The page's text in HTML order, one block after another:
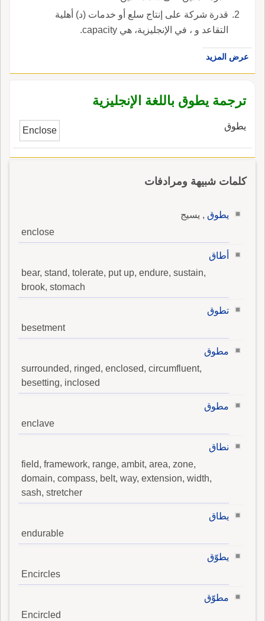
قدرة شركة على إنتاج سلع أو خدمات (د) أهلية
التقاعد و ، في الإنجليزية، هي capacity.
عرض المزيد
ترجمة يطوق باللغة الإنجليزية
يطوق Enclose
كلمات شبيهة ومرادفات
يطوق , يسيج
enclose
أطاق
bear, stand, tolerate, put up, endure, sustain,
brook, stomach
تطوق
besetment
مطوق
surrounded, ringed, enclosed, circumfluent,
besetting, inclosed
مطوق
enclave
نطاق
field, framework, range, ambit, area, zone,
domain, compass, belt, way, extension, width,
sash, stretcher
يطاق
endurable
يطوّق
Encircles
مطوّق
Encircled